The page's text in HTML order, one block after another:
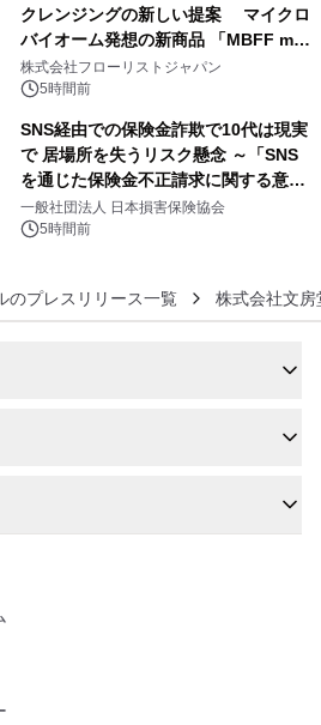
クレンジングの新しい提案 マイクロ
バイオーム発想の新商品 「MBFF mb
クレンジングPRO」を2026年8月6日
発売
株式会社フローリストジャパン
5時間前
SNS経由での保険金詐欺で10代は現実
で 居場所を失うリスク懸念 ～「SNS
を通じた保険金不正請求に関する意識
調査」を実施、 認知度の低さも浮き彫
りに～
一般社団法人 日本損害保険協会
5時間前
のプレスリリース一覧 株式会社文房